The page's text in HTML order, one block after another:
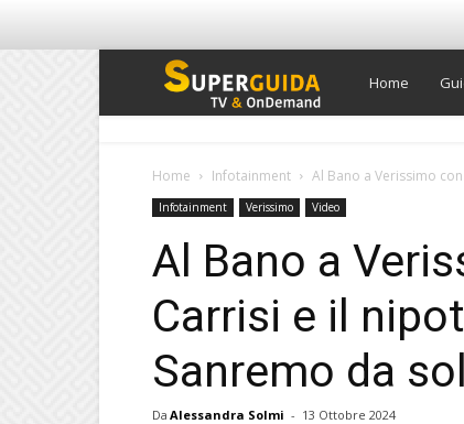
Super
Home
Home Infotainment Al Bano a Verissimo
Infotainment Verissimo Video
Al Bano a
Carrisi e il
Sanremo da
Da Alessandra Solmi - 13 Ottobre 2024